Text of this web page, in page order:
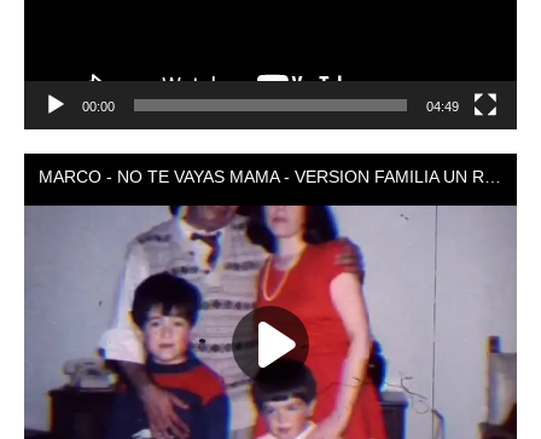
00:00 04:49